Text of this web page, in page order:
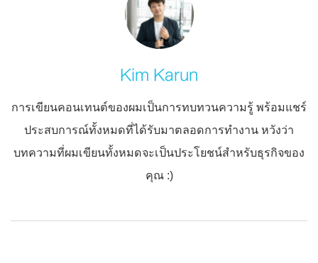
Kim Karun
การเขียนคอนเทนต์ของผมเป็นการทบทวนความรู้ พร้อมแชร์
ประสบการณ์ทั้งหมดที่ได้รับมาตลอดการทำงาน หวังว่า
บทความที่ผมเขียนทั้งหมดจะเป็นประโยชน์สำหรับธุรกิจของ
คุณ :)